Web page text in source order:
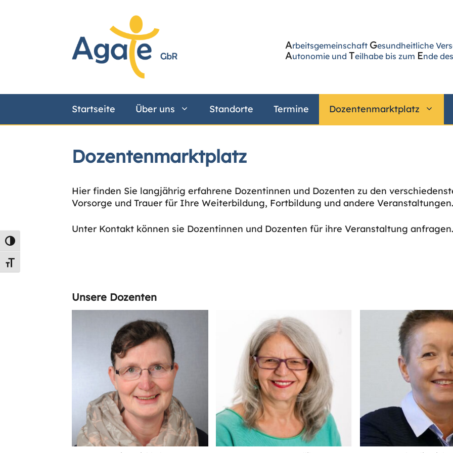
Umschalten auf hohe Kontraste
Schrift vergrößern
Arbeitsgemeinschaft Gesundheitliche
Autonomie und Teilhabe bis zum Ende
Startseite Über uns Standorte Termine Dozentenmarktplatz
Dozentenmarktplatz
Hier finden Sie langjährig erfahrene Dozentinnen und Dozenten zu den
Vorsorge und Trauer für Ihre Weiterbildung, Fortbildung und andere Veranstaltungen.
Unter Kontakt können sie Dozentinnen und Dozenten für ihre Veranstaltung anfragen.
Unsere Dozenten